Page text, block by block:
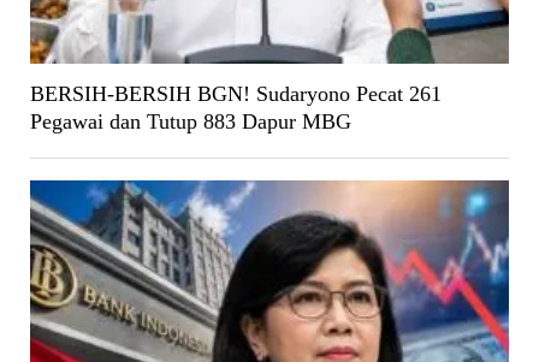
BERSIH-BERSIH BGN! Sudaryono Pecat 261
Pegawai dan Tutup 883 Dapur MBG